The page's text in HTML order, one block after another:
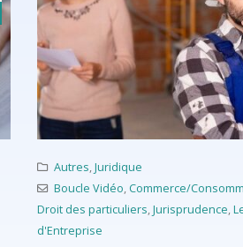
Autres,Juridique
Boucle Vidéo,Commerce/
Droit des particuliers,Jurisprudence,
d'Entreprise